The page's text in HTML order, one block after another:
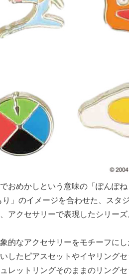
おめかしという意味の「ぽんぽ
」のイメージを合わせた、スタ
アクセサリーで表現したシリーズ
的なアクセサリーをモチーフに
したピアスセットやイヤリングセ
レットリングそのままのリングセ